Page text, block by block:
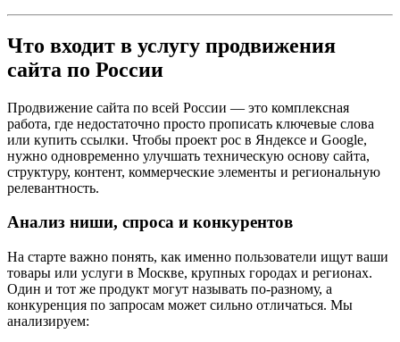
Что входит в услугу продвижения
сайта по России
Продвижение сайта по всей России — это комплексная
работа, где недостаточно просто прописать ключевые слова
или купить ссылки. Чтобы проект рос в Яндексе и Google,
нужно одновременно улучшать техническую основу сайта,
структуру, контент, коммерческие элементы и региональную
релевантность.
Анализ ниши, спроса и конкурентов
На старте важно понять, как именно пользователи ищут ваши
товары или услуги в Москве, крупных городах и регионах.
Один и тот же продукт могут называть по-разному, а
конкуренция по запросам может сильно отличаться. Мы
анализируем: